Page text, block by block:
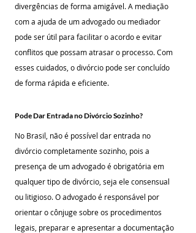
divergências de forma amigável. A mediação
com a ajuda de um advogado ou mediador
pode ser útil para facilitar o acordo e evitar
conflitos que possam atrasar o processo. Com
esses cuidados, o divórcio pode ser concluído
de forma rápida e eficiente.
Pode Dar Entrada no Divórcio Sozinho?
No Brasil, não é possível dar entrada no
divórcio completamente sozinho, pois a
presença de um advogado é obrigatória em
qualquer tipo de divórcio, seja ele consensual
ou litigioso. O advogado é responsável por
orientar o cônjuge sobre os procedimentos
legais, preparar e apresentar a documentação